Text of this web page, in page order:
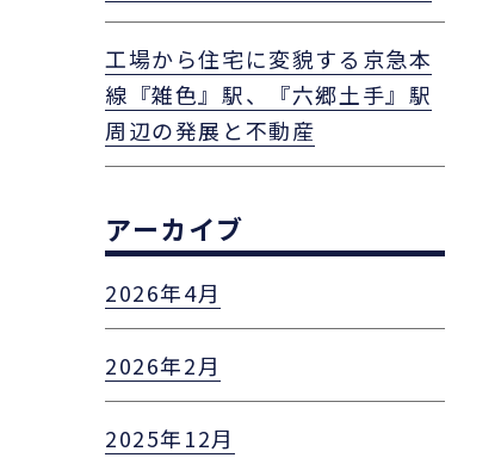
工場から住宅に変貌する京急本
線『雑色』駅、『六郷土手』駅
周辺の発展と不動産
アーカイブ
2026年4月
2026年2月
2025年12月